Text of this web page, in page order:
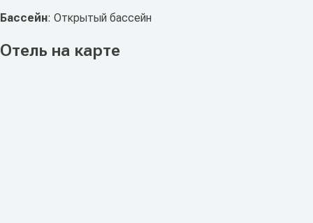
Бассейн: Открытый бассейн
Отель на карте